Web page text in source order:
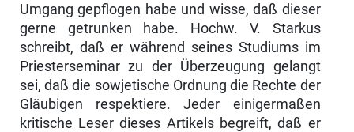
Umgang gepflogen habe und wisse, daß dieser
gerne getrunken habe. Hochw. V. Starkus
schreibt, daß er während seines Studiums im
Priesterseminar zu der Überzeugung gelangt
sei, daß die sowjetische Ordnung die Rechte der
Gläubigen respektiere. Jeder einigermaßen
kritische Leser dieses Artikels begreift, daß er